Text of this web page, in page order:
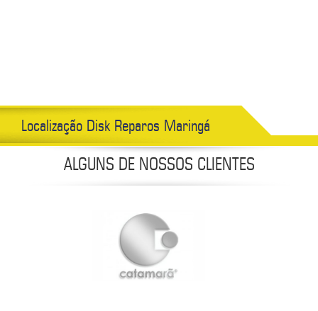
Localização Disk Reparos Maringá
ALGUNS DE NOSSOS CLIENTES